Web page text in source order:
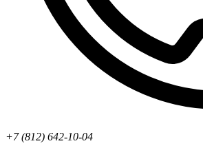
+7 (812) 642-10-04